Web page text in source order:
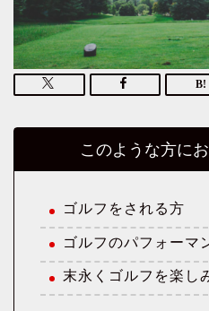
このような方に
ゴルフをされる方
ゴルフのパフォーマ
末永くゴルフを楽し